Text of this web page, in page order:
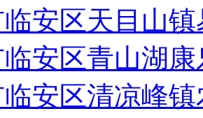
安区天目山
安区青山湖
安区清凉峰